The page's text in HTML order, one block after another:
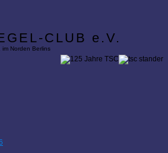
CLUB e.V.
Norden Berlins